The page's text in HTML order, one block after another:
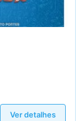
Ver detalhes